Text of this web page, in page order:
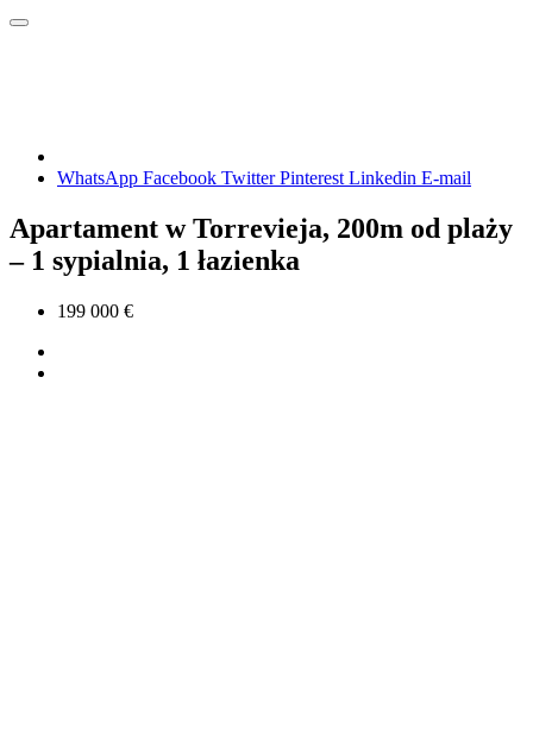
WhatsApp Facebook TwitterPinterest Linkedin E-mail
Apartament w Torrevieja, 200m od plaży
– 1 sypialnia, 1 łazienka
199 000 €